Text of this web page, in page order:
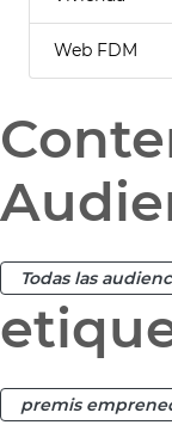
Web FDM
Todas las
premis